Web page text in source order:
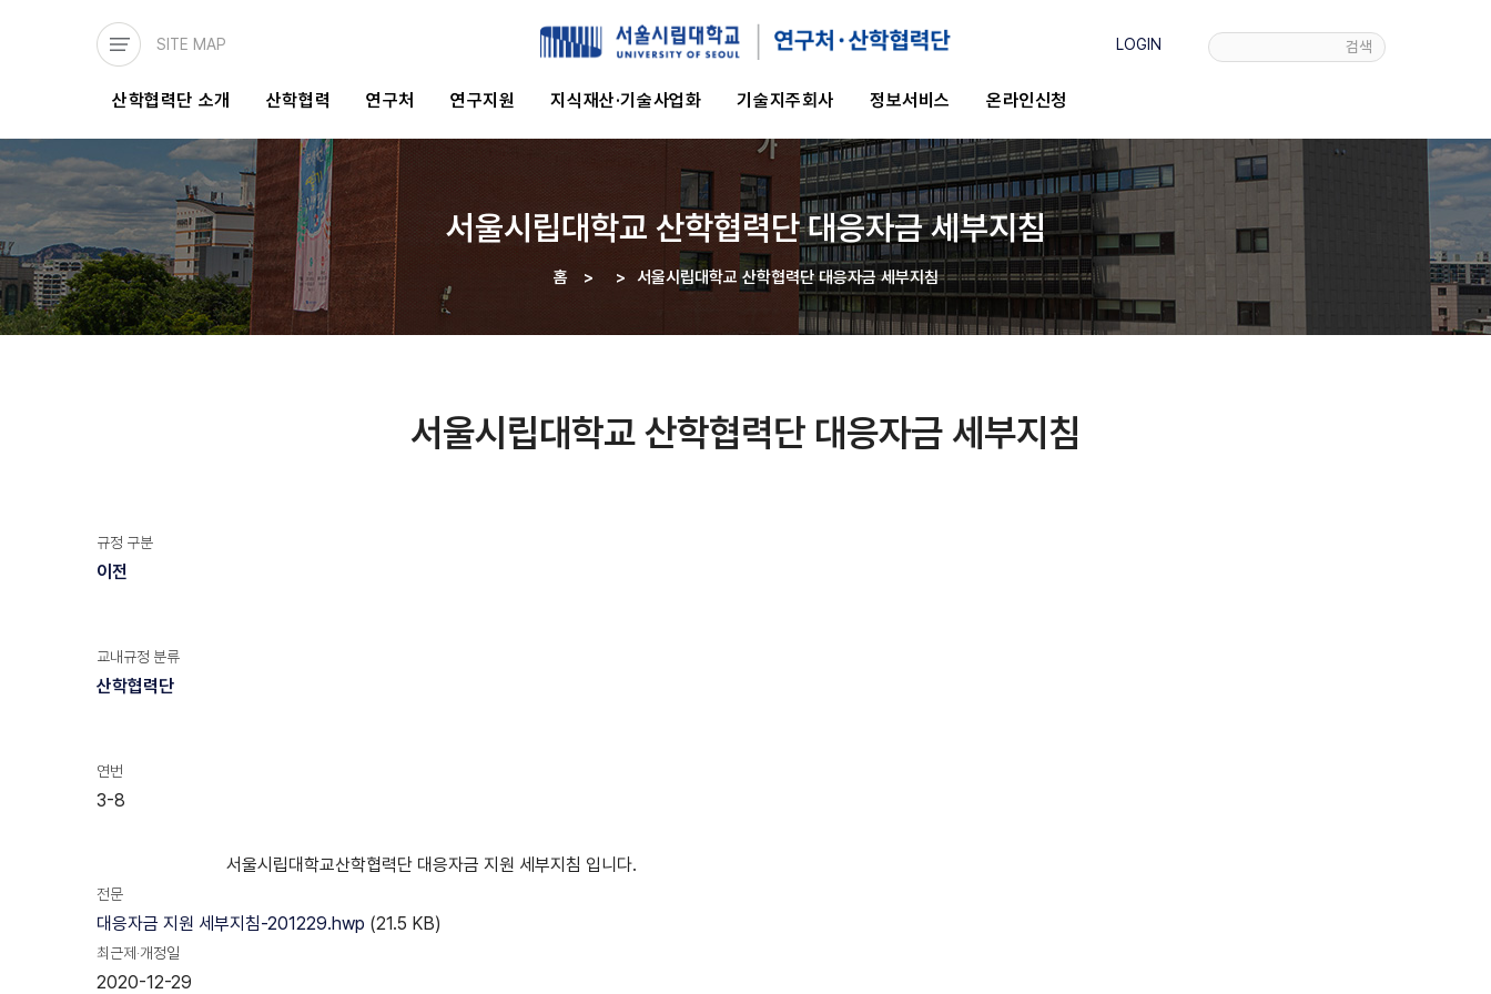
SITE MAP LOGIN
네비게이션
산학협력단 소개 산학협력 연구처 연구지원 지식재산·기술사업화 기술지주회사 정보서비스 온라인신청
서울시립대학교 산학협력단 대응자금 세부지침
경로
홈 > > 서울시립대학교 산학협력단 대응자금 세부지침
서울시립대학교 산학협력단 대응자금 세부지침
규정 구분
이전
교내규정 분류
산학협력단
연번
3-8
서울시립대학교산학협력단 대응자금 지원 세부지침 입니다.
전문
대응자금 지원 세부지침-201229.hwp (21.5 KB)
최근제·개정일
2020-12-29